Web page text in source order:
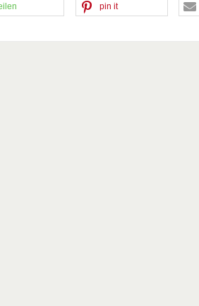
pin it